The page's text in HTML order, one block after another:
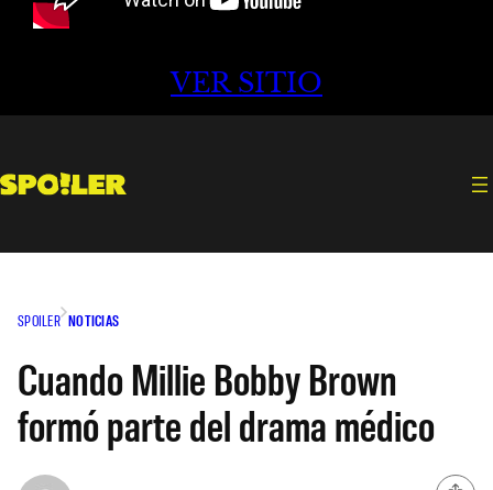
VER SITIO
SPOILER NOTICIAS
Cuando Millie Bobby Brown
formó parte del drama médico